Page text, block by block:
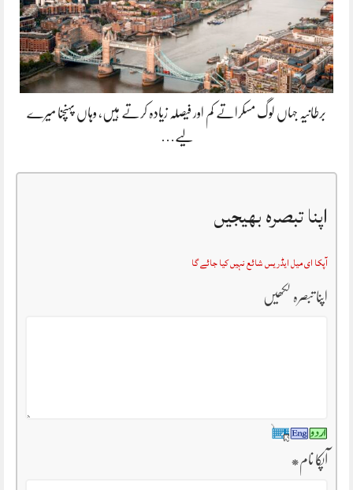
برطانیہ جہاں لوگ مسکراتے کم اور فیصلہ زیادہ کرتے ہیں، وہاں پہنچنا میرے
لیے…
اپنا تبصرہ بھیجیں
آپکا ای میل ایڈریس شائع نہیں کیا جائے گا
اپنا تبصرہ لکھیں
آپکا نام*